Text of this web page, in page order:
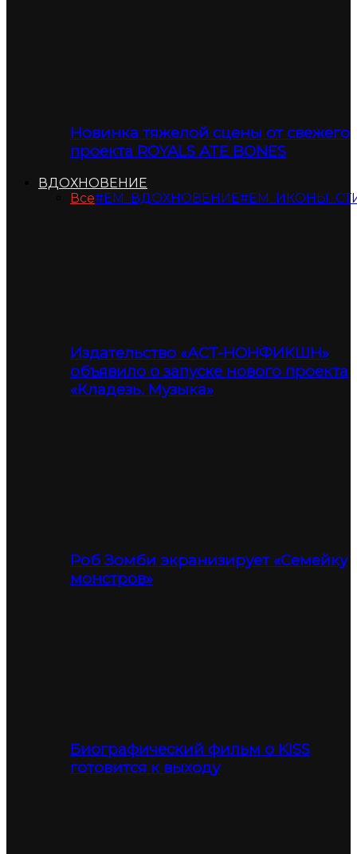
Новинка тяжелой сцены от свежего
проекта ROYALS ATE BONES
ВДОХНОВЕНИЕ
Все#ЕМ_ВДОХНОВЕНИЕ
Издательство «АСТ-НОНФИКШН»
объявило о запуске нового проекта
«Кладезь. Музыка»
Роб Зомби экранизирует «Семейку
монстров»
Биографический фильм о KISS
готовится к выходу